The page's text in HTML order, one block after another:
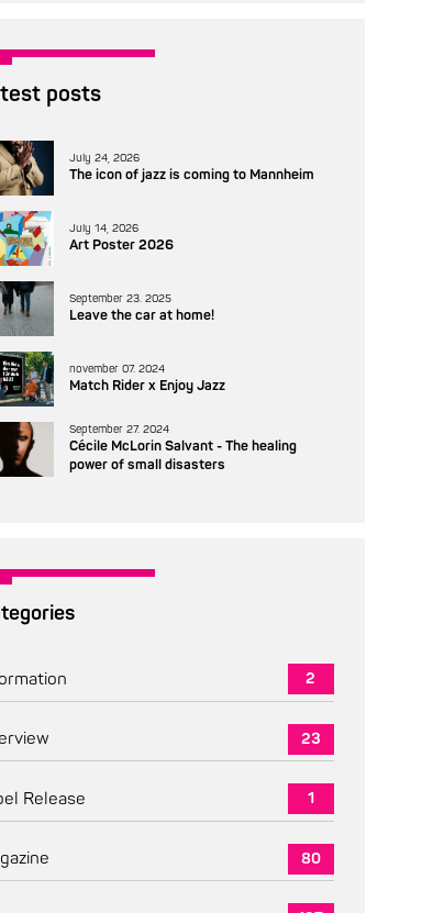
posts
July 24, 2026
The icon of jazz is coming to Mannheim
July 14, 2026
Art Poster 2026
September 23. 2025
Leave the car at home!
november 07. 2024
Match Rider x Enjoy Jazz
September 27. 2024
Cécile McLorin Salvant - The healing
power of small disasters
2
23
Release 1
80